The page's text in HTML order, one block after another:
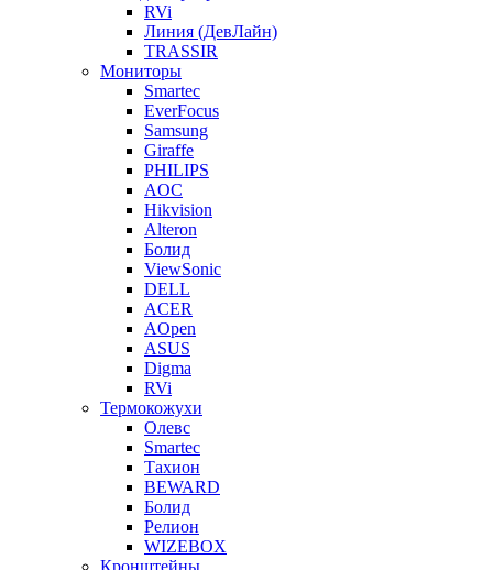
RVi
Линия (ДевЛайн)
TRASSIR
Мониторы
Smartec
EverFocus
Samsung
Giraffe
PHILIPS
AOC
Hikvision
Alteron
Болид
ViewSonic
DELL
ACER
AOpen
ASUS
Digma
RVi
Термокожухи
Олевс
Smartec
Тахион
BEWARD
Болид
Релион
WIZEBOX
Кронштейны